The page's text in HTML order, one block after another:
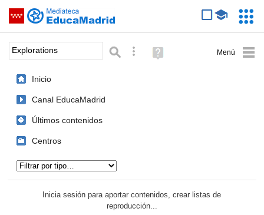
Saltar navegación
Palabra o frase: Búsqueda avanzada
Ayuda
(en
Inicio
Canal EducaMadrid
Últimos contenidos
Centros
Inicia sesión para aportar contenidos, crear listas de
reproducción...